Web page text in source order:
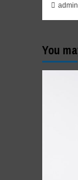
You